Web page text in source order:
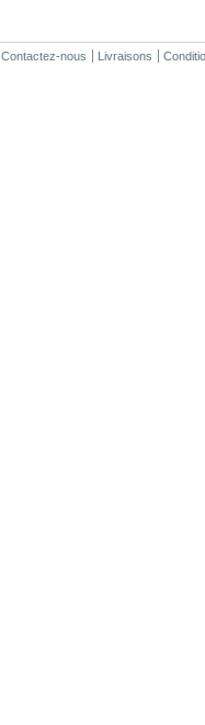
Contactez-nous Livraisons